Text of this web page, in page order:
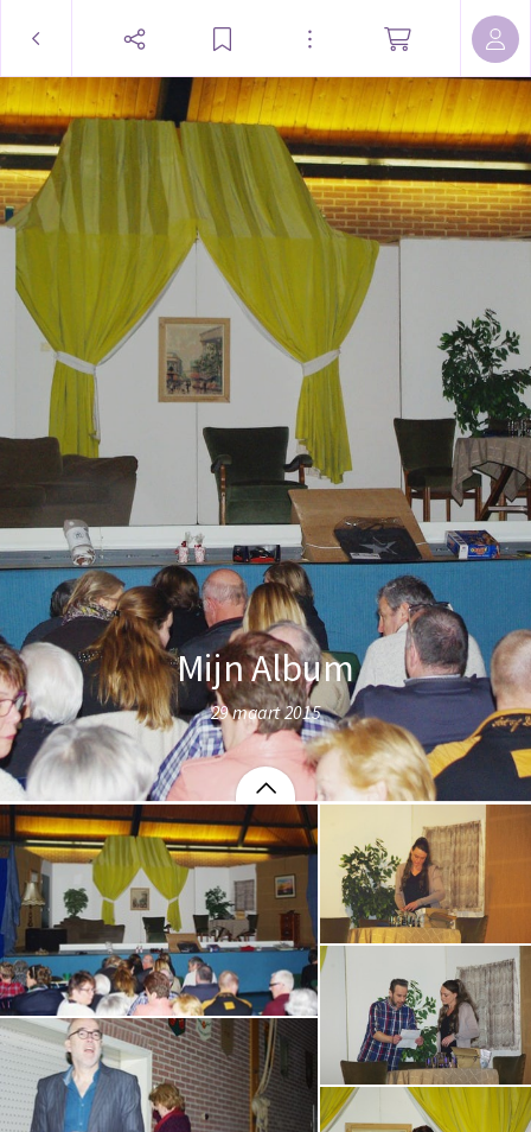
Mijn Album
29 maart 2015